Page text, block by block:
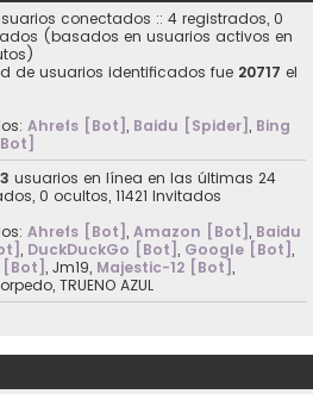
conectados :: 4 registrados, 0
(basados en usuarios activos en
de usuarios identificados fue 20717 el
Ahrefs [Bot], Baidu [Spider], Bing
usuarios en línea en las últimas 24
0 ocultos, 11421 Invitados
Ahrefs [Bot], Amazon [Bot], Baidu
, DuckDuckGo [Bot], Google [Bot],
[Bot], Jm19, Majestic-12 [Bot],
, TRUENO AZUL